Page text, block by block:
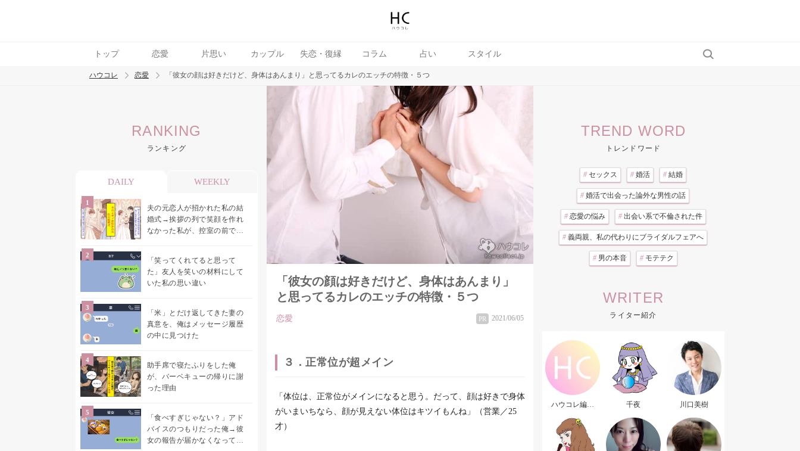
トップ 恋愛 片思い カップル 失恋・復縁 コラム 占い スタイル
トレンド ワード
ハウコレ 恋愛 「彼女の顔は好きだけど、身体はあんまり」と思ってるカレのエッチの特徴・５つ
RANKING
ランキング
DAILY WEEKLY
夫の元恋人が招かれた私の結
婚式→挨拶の列で笑顔を作れ
なかった私が、控室の前で彼
「笑ってくれてると思って
た」友人を笑いの材料にして
いた私の思い違い
「米」とだけ返してきた妻の
真意を、俺はメッセージ履歴
の中に見つけた
助手席で寝たふりをした俺
が、バーベキューの帰りに謝
った理由
「食べすぎじゃない？」アド
バイスのつもりだった俺→彼
女の報告が届かなくなって、
「彼女の顔は好きだけど、身体はあんまり」
と思ってるカレのエッチの特徴・５つ
恋愛 PR 2021/06/05
３．正常位が超メイン
「体位は、正常位がメインになると思う。だって、顔は好きで身体
がいまいちなら、顔が見えない体位はキツイもんね」（営業／25
才）
TREND WORD
トレンドワード
# セックス # 婚活 # 結婚
# 婚活で出会った論外な男性の話
# 恋愛の悩み # 出会い系で不倫された件
# 義両親、私の代わりにブライダルフェアへ
# 男の本音 # モテテク
WRITER
ライター紹介
ハウコレ編集
千夜 川口美樹